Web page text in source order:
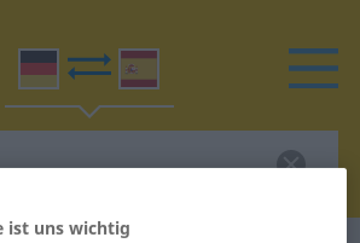
ist uns wichtig